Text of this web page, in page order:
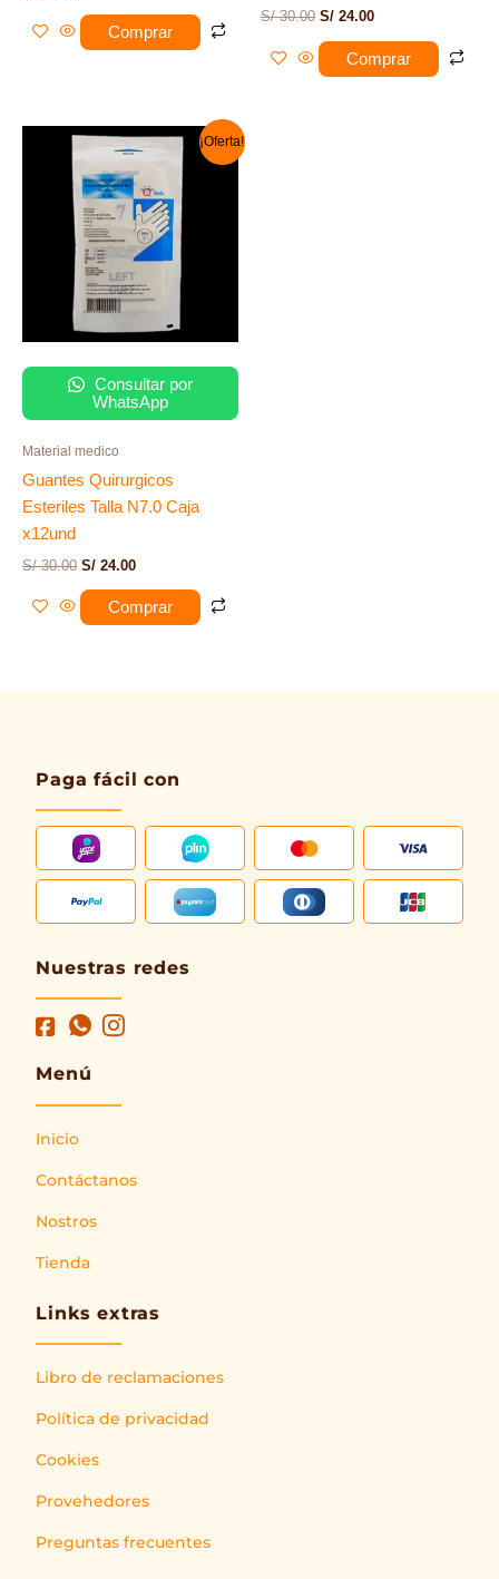
Comprar
S/30.00 S/ 24.00
Comprar
¡Oferta!
Consultar por
WhatsApp
Material medico
Guantes Quirurgicos
Esteriles Talla N7.0 Caja
x12und
S/30.00
El
precio
original
era:
S/ 30.00.
S/ 24.00
El
precio
actual
es:
S/ 24.00.
Comprar
Paga fácil con
Nuestras redes
Menú
Inicio
Contáctanos
Nostros
Tienda
Links extras
Libro de reclamaciones
Política de privacidad
Cookies
Provehedores
Preguntas frecuentes